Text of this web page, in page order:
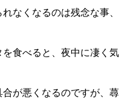
なくなるのは残念な事、
食べると、夜中に凄く気
が悪くなるのですが、蕁